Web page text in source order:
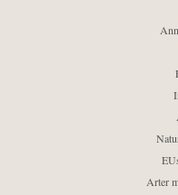
Arter